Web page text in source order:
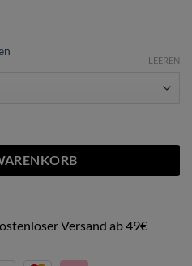
LEEREN
Versand ab 49€